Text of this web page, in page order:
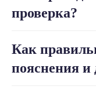
проверка?
Как
пояснения